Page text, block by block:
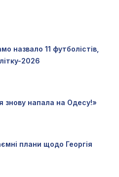
назвало 11 футболістів,
2026
знову напала на Одесу!»
плани щодо Георгія